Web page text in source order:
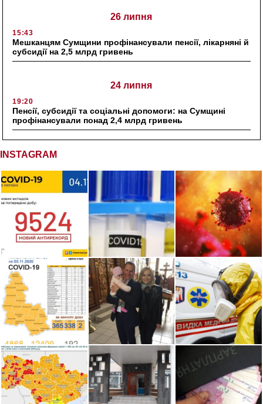
26 липня
15:43
Мешканцям Сумщини профінансували пенсії, лікарняні й
субсидії на 2,5 млрд гривень
24 липня
19:20
Пенсії, субсидії та соціальні допомоги: на Сумщині
профінансували понад 2,4 млрд гривень
INSTAGRAM